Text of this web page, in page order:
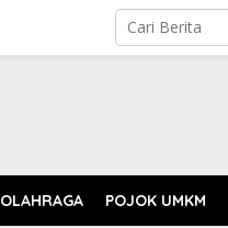
OLAHRAGA POJOK UMKM